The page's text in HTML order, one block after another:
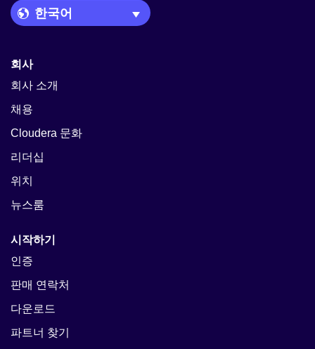
Language Picker
회사
회사 소개
채용
Cloudera 문화
리더십
위치
뉴스룸
시작하기
인증
판매 연락처
다운로드
파트너 찾기